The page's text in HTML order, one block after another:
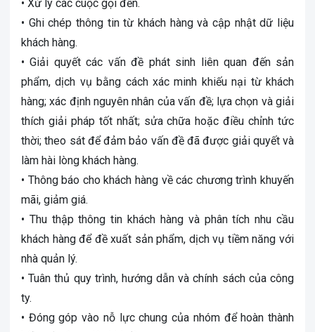
• Xử lý các cuộc gọi đến.
• Ghi chép thông tin từ khách hàng và cập nhật dữ liệu
khách hàng.
• Giải quyết các vấn đề phát sinh liên quan đến sản
phẩm, dịch vụ bằng cách xác minh khiếu nại từ khách
hàng; xác định nguyên nhân của vấn đề; lựa chọn và giải
thích giải pháp tốt nhất; sửa chữa hoặc điều chỉnh tức
thời; theo sát để đảm bảo vấn đề đã được giải quyết và
làm hài lòng khách hàng.
• Thông báo cho khách hàng về các chương trình khuyến
mãi, giảm giá.
• Thu thập thông tin khách hàng và phân tích nhu cầu
khách hàng để đề xuất sản phẩm, dịch vụ tiềm năng với
nhà quản lý.
• Tuân thủ quy trình, hướng dẫn và chính sách của công
ty.
• Đóng góp vào nỗ lực chung của nhóm để hoàn thành